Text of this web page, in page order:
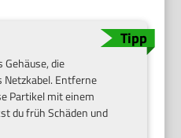
Gehäuse, die
Entferne
Partikel mit einem
du früh Schäden und